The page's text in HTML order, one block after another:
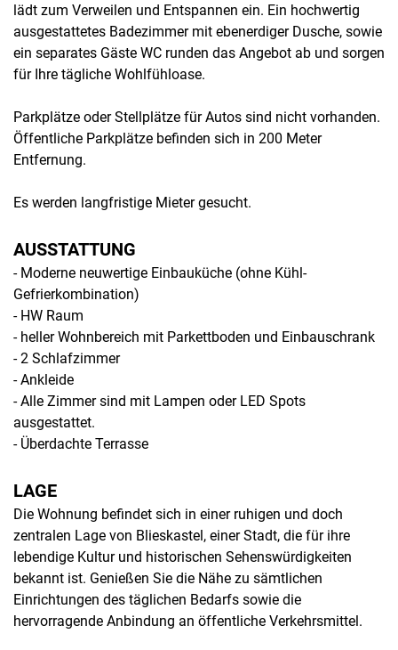
lädt zum Verweilen und Entspannen ein. Ein hochwertig
ausgestattetes Badezimmer mit ebenerdiger Dusche, sowie
ein separates Gäste WC runden das Angebot ab und sorgen
für Ihre tägliche Wohlfühloase.
Parkplätze oder Stellplätze für Autos sind nicht vorhanden.
Öffentliche Parkplätze befinden sich in 200 Meter
Entfernung.
Es werden langfristige Mieter gesucht.
AUSSTATTUNG
- Moderne neuwertige Einbauküche (ohne Kühl-
Gefrierkombination)
- HW Raum
- heller Wohnbereich mit Parkettboden und Einbauschrank
- 2 Schlafzimmer
- Ankleide
- Alle Zimmer sind mit Lampen oder LED Spots
ausgestattet.
- Überdachte Terrasse
LAGE
Die Wohnung befindet sich in einer ruhigen und doch
zentralen Lage von Blieskastel, einer Stadt, die für ihre
lebendige Kultur und historischen Sehenswürdigkeiten
bekannt ist. Genießen Sie die Nähe zu sämtlichen
Einrichtungen des täglichen Bedarfs sowie die
hervorragende Anbindung an öffentliche Verkehrsmittel.